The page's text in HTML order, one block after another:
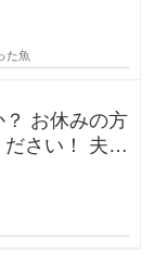
た魚
お休みの方
さい！ 夫曰